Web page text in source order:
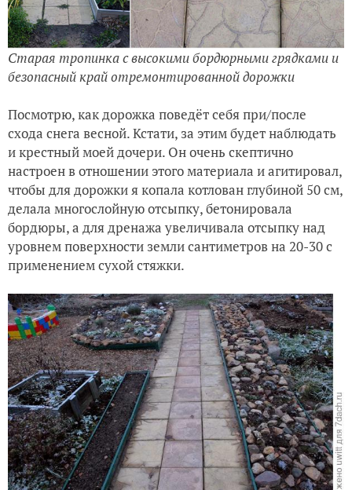
Старая тропинка с высокими бордюрными грядками и
безопасный край отремонтированной дорожки
Посмотрю, как дорожка поведёт себя при/после
схода снега весной. Кстати, за этим будет наблюдать
и крестный моей дочери. Он очень скептично
настроен в отношении этого материала и агитировал,
чтобы для дорожки я копала котлован глубиной 50 см,
делала многослойную отсыпку, бетонировала
бордюры, а для дренажа увеличивала отсыпку над
уровнем поверхности земли сантиметров на 20-30 с
применением сухой стяжки.